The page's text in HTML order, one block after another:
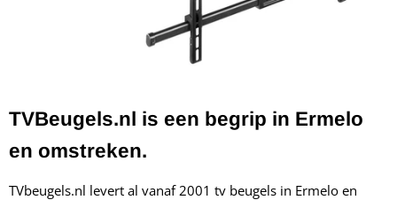
TVBeugels.nl is een begrip in Ermelo
en omstreken.
TVbeugels.nl levert al vanaf 2001 tv beugels in Ermelo en